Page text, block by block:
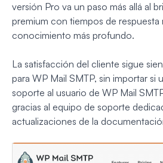
versión Pro va un paso más allá al
premium con tiempos de respuesta
conocimiento más profundo.
La satisfacción del cliente sigue
para WP Mail SMTP, sin importar si
soporte al usuario de WP Mail
gracias al equipo de soporte
actualizaciones de la